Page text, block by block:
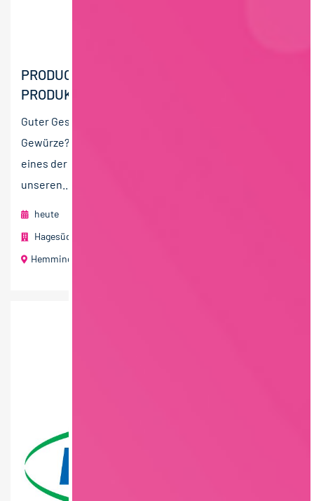
PRODUCTION OPERATOR /
PRODUKTIONSMITARBEITER (M/W/X)
Guter Geschmack ist Ihre Leidenschaft und Sie lieben
Gewürze? Dann passen Sie perfekt zu uns! Wir sind
eines der führenden Gewürzwerke und sorgen mit
unseren...
heute
Hagesüd Interspice Gewürzwerke GmbH Member of Solina
Hemmingen bei Stuttgart